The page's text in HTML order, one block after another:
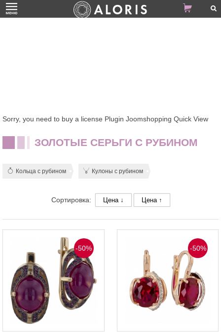
Sorry, you need to buy a license Plugin Joomshopping Quick View
ЗОЛОТЫЕ СЕРЬГИ С РУБИНОМ
Кольца с рубином Кулоны с рубином
Сортировка: Цена ↓ Цена ↑
-50% -50%